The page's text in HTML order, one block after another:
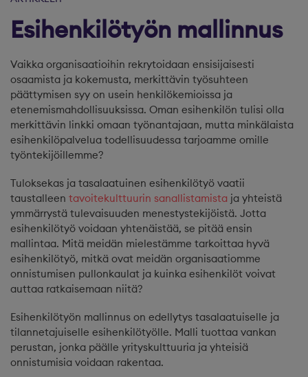
Esihenkilötyön mallinnus
Vaikka organisaatioihin rekrytoidaan ensisijaisesti
osaamista ja kokemusta, merkittävin työsuhteen
päättymisen syy on usein henkilökemioissa ja
etenemismahdollisuuksissa. Oman esihenkilön tulisi olla
merkittävin linkki omaan työnantajaan, mutta minkälaista
esihenkilöpalvelua todellisuudessa tarjoamme omille
työntekijöillemme?
Tuloksekas ja tasalaatuinen esihenkilötyö vaatii
taustalleen tavoitekulttuurin sanallistamista ja yhteistä
ymmärrystä tulevaisuuden menestystekijöistä. Jotta
esihenkilötyö voidaan yhtenäistää, se pitää ensin
mallintaa. Mitä meidän mielestämme tarkoittaa hyvä
esihenkilötyö, mitkä ovat meidän organisaatiomme
onnistumisen pullonkaulat ja kuinka esihenkilöt voivat
auttaa ratkaisemaan niitä?
Esihenkilötyön mallinnus on edellytys tasalaatuiselle ja
tilannetajuiselle esihenkilötyölle. Malli tuottaa vankan
perustan, jonka päälle yrityskulttuuria ja yhteisiä
onnistumisia voidaan rakentaa.